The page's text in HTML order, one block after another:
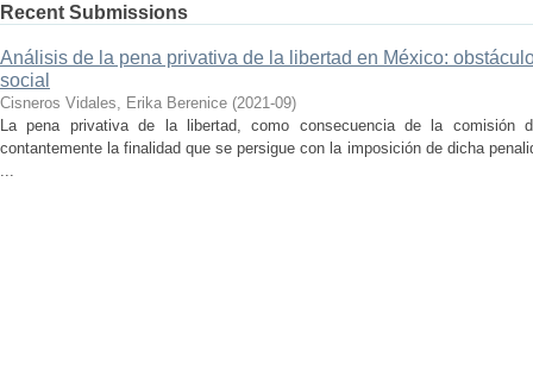
Recent Submissions
Análisis de la pena privativa de la libertad en México:
social
Cisneros Vidales, Erika Berenice (2021-09)
La pena privativa de la libertad, como consecuencia de la comisión
contantemente la finalidad que se persigue con la imposición de dicha
...